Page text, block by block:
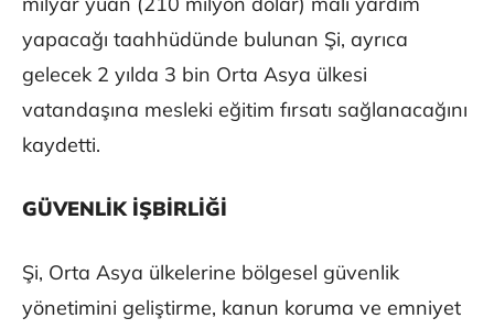
yapacağı taahhüdünde bulunan Şi, ayrıca
gelecek 2 yılda 3 bin Orta Asya ülkesi
vatandaşına mesleki eğitim fırsatı sağlanacağını
kaydetti.
GÜVENLİK İŞBİRLİĞİ
Şi, Orta Asya ülkelerine bölgesel güvenlik
yönetimini geliştirme, kanun koruma ve emniyet